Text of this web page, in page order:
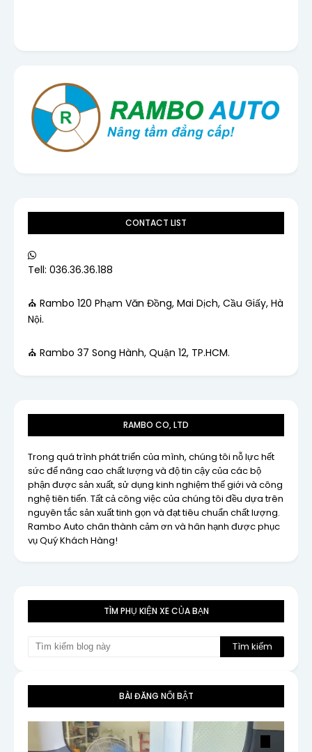
CONTACT LIST
Tell: 036.36.36.188
⛪ Rambo 120 Phạm Văn Đồng, Mai Dịch, Cầu Giấy, Hà
Nội.
⛪ Rambo 37 Song Hành, Quận 12, TP.HCM.
RAMBO CO, LTD
Trong quá trình phát triển của mình, chúng tôi nỗ lực hết
sức để nâng cao chất lượng và độ tin cậy của các bộ
phận được sản xuất, sử dụng kinh nghiệm thế giới và công
nghệ tiên tiến. Tất cả công việc của chúng tôi đều dựa trên
nguyên tắc sản xuất tinh gọn và đạt tiêu chuẩn chất lượng.
Rambo Auto chân thành cảm ơn và hân hạnh được phục
vụ Quý Khách Hàng!
TÌM PHỤ KIỆN XE CỦA BẠN
BÀI ĐĂNG NỔI BẬT